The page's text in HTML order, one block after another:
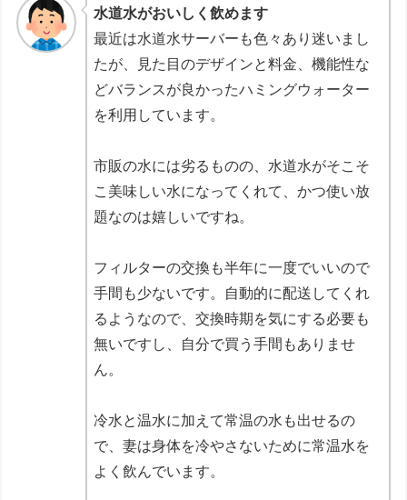
水道水がおいしく飲めます
最近は水道水サーバーも色々あり迷いまし
たが、見た目のデザインと料金、機能性な
どバランスが良かったハミングウォーター
を利用しています。
市販の水には劣るものの、水道水がそこそ
こ美味しい水になってくれて、かつ使い放
題なのは嬉しいですね。
フィルターの交換も半年に一度でいいので
手間も少ないです。自動的に配送してくれ
るようなので、交換時期を気にする必要も
無いですし、自分で買う手間もありませ
ん。
冷水と温水に加えて常温の水も出せるの
で、妻は身体を冷やさないために常温水を
よく飲んでいます。